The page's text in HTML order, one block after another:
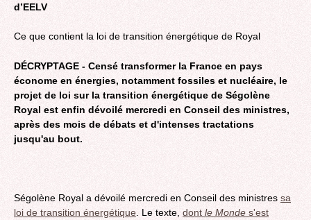
d’EELV
Ce que contient la loi de transition énergétique de Royal
DÉCRYPTAGE - Censé transformer la France en pays
économe en énergies, notamment fossiles et nucléaire, le
projet de loi sur la transition énergétique de Ségolène
Royal est enfin dévoilé mercredi en Conseil des ministres,
après des mois de débats et d'intenses tractations
jusqu'au bout.
Ségolène Royal a dévoilé mercredi en Conseil des ministres sa
loi de transition énergétique . Le texte, dont le Monde s'est